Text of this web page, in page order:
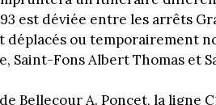
est déviée entre les arrêts
déplacés ou temporairement
Saint-Fons Albert Thomas et
Bellecour A. Poncet, la ligne